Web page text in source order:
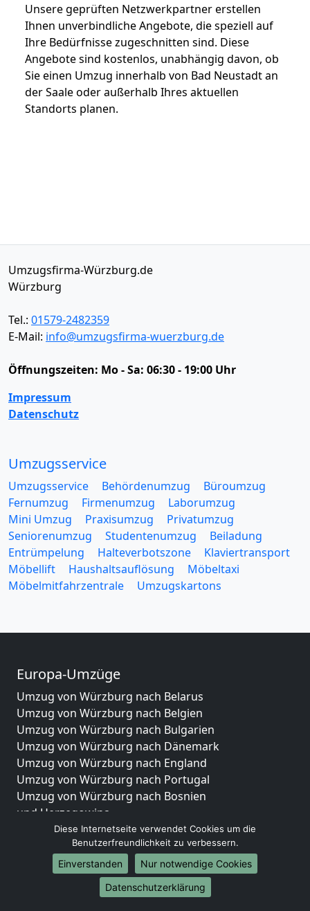
Unsere geprüften Netzwerkpartner erstellen
Ihnen unverbindliche Angebote, die speziell auf
Ihre Bedürfnisse zugeschnitten sind. Diese
Angebote sind kostenlos, unabhängig davon, ob
Sie einen Umzug innerhalb von Bad Neustadt an
der Saale oder außerhalb Ihres aktuellen
Standorts planen.
Umzugsfirma-Würzburg.de
Würzburg
Tel.: 01579-2482359
E-Mail: info@umzugsfirma-wuerzburg.de
Öffnungszeiten: Mo - Sa: 06:30 - 19:00 Uhr
Impressum
Datenschutz
Umzugsservice
Umzugsservice Behördenumzug
Büroumzug
Fernumzug
Firmenumzug
Laborumzug
Mini Umzug
Praxisumzug
Privatumzug
Seniorenumzug
Studentenumzug
Beiladung
Entrümpelung
Halteverbotszone
Klaviertransport
Möbellift
Haushaltsauflösung
Möbeltaxi
Möbelmitfahrzentrale
Umzugskartons
Europa-Umzüge
Umzug von Würzburg nach Belarus
Umzug von Würzburg nach Belgien
Umzug von Würzburg nach Bulgarien
Umzug von Würzburg nach Dänemark
Umzug von Würzburg nach England
Umzug von Würzburg nach Portugal
Umzug von Würzburg nach Bosnien
und Herzegowina
Umzug von Würzburg nach Irland
Umzug von Würzburg nach Lettland
Umzug von Würzburg nach Zypern
Umzug von Würzburg nach Kroatien
Umzug von Würzburg nach Estland
Diese Internetseite verwendet Cookies um die
Benutzerfreundlichkeit zu verbessern.
Einverstanden
Nur notwendige Cookies
Datenschutzerklärung